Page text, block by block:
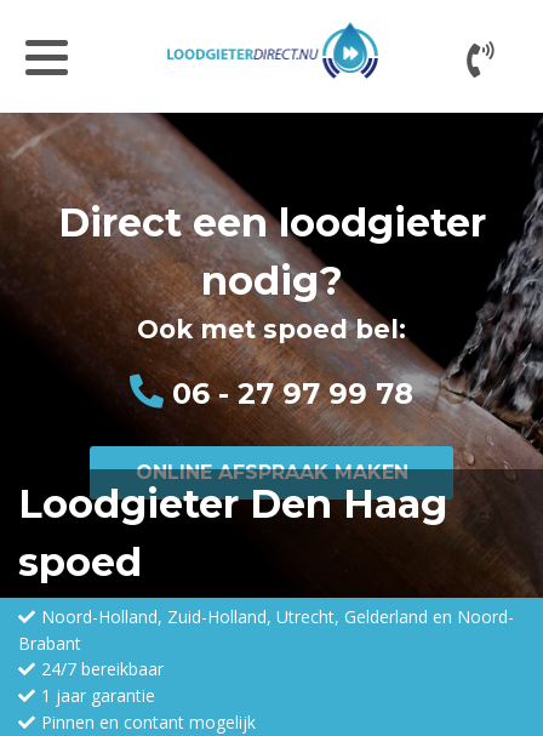
Direct een loodgieter
nodig?
Ook met spoed bel:
06 - 27 97 99 78
ONLINE AFSPRAAK MAKEN
Loodgieter Den Haag
spoed
Noord-Holland, Zuid-Holland, Utrecht, Gelderland en Noord-
Brabant
24/7 bereikbaar
1 jaar garantie
Pinnen en contant mogelijk